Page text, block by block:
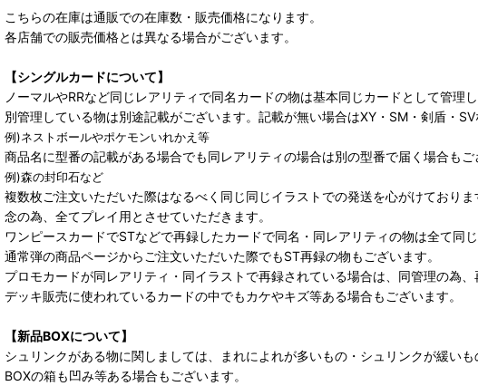
こちらの在庫は通販での在庫数・販売価格になります。
各店舗での販売価格とは異なる場合がございます。
【シングルカードについて】
ノーマルやRRなど同じレアリティで同名カードの物は基本同じカードとして管理し
別管理している物は別途記載がございます。記載が無い場合はXY・SM・剣盾・
例)ネストボールやポケモンいれかえ等
商品名に型番の記載がある場合でも同レアリティの場合は別の型番で届く場合もご
例)森の封印石など
複数枚ご注文いただいた際はなるべく同じ同じイラストでの発送を心がけており
念の為、全てプレイ用とさせていただきます。
ワンピースカードでSTなどで再録したカードで同名・同レアリティの物は全て同じ
通常弾の商品ページからご注文いただいた際でもST再録の物もございます。
プロモカードが同レアリティ・同イラストで再録されている場合は、同管理の為、
デッキ販売に使われているカードの中でもカケやキズ等ある場合もございます。
【新品BOXについて】
シュリンクがある物に関しましては、まれによれが多いもの・シュリンクが緩い
BOXの箱も凹み等ある場合もございます。